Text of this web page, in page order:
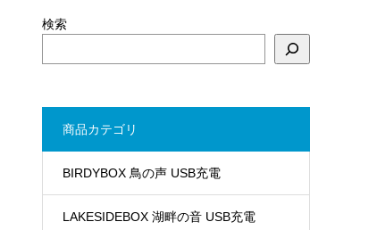
検索
商品カテゴリ
BIRDYBOX 鳥の声 USB充電
LAKESIDEBOX 湖畔の音 USB充電